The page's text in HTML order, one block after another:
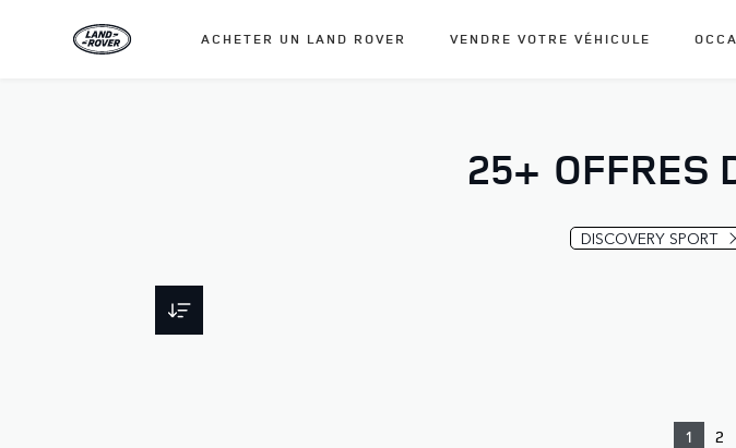
ACHETER UN LAND ROVER VENDRE VOTRE VÉHICULE
25+ OFFRES
DISCOVERY SPORT
1 2